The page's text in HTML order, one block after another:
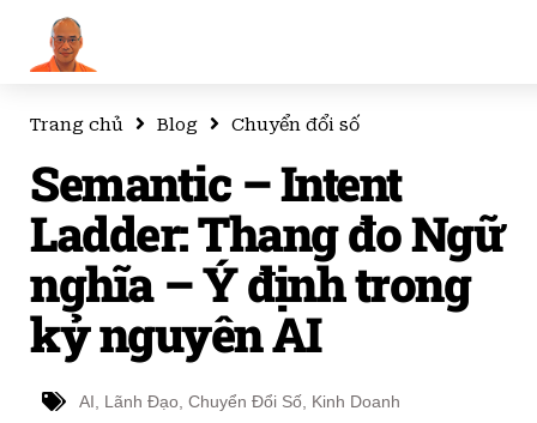
Trang chủ Blog Chuyển đổi số
Semantic – Intent
Ladder: Thang đo Ngữ
nghĩa – Ý định trong
kỷ nguyên AI
AI Lãnh Đạo Chuyển Đổi Số Kinh Doanh